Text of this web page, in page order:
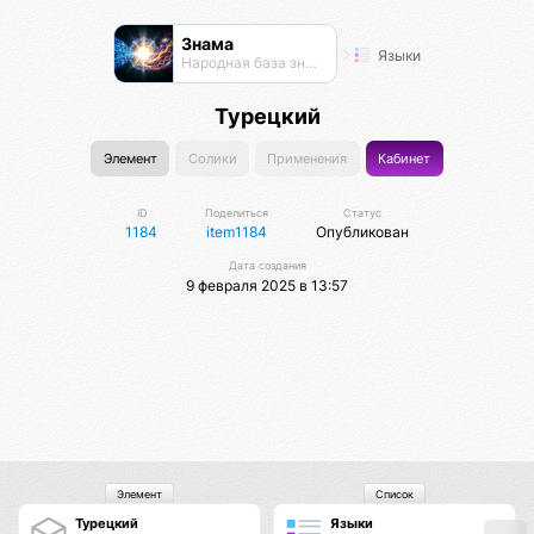
Знама
Народная база знаний Языки
Турецкий
Элемент Солики Применения Кабинет
ID
1184
Поделиться
item1184
Статус
Опубликован
Дата создания
9 февраля 2025 в 13:57
Турецкий
Элемент
Языки
Список